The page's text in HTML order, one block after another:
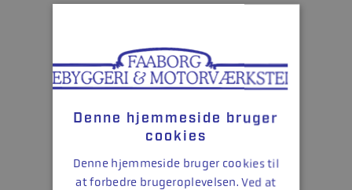
Denne hjemmeside bruger
cookies
Denne hjemmeside bruger cookies til
at forbedre brugeroplevelsen. Ved at